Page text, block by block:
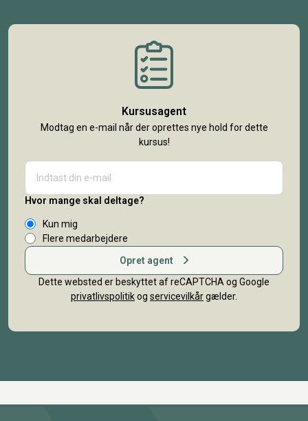
Kursusagent
Modtag en e-mail når der oprettes nye hold for dette
kursus!
Hvor mange skal deltage?
Kun mig
Flere medarbejdere
Opret agent
Dette websted er beskyttet af reCAPTCHA og Google
privatlivspolitikog servicevilkårgælder.